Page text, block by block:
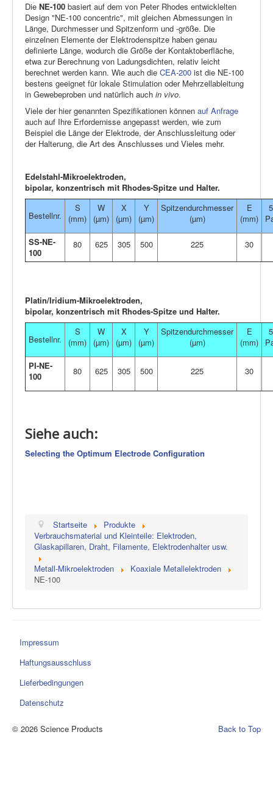
Die NE-100 basiert auf dem von Peter Rhodes entwicklelten
Design "NE-100 concentric", mit gleichen Abmessungen in
Länge, Durchmesser und Spitzenform und -größe. Die
einzelnen Elemente der Elektrodenspitze haben genau
definierte Länge, wodurch die Größe der Kontaktoberfläche,
etwa zur Berechnung von Ladungsdichten, relativ leicht
berechnet werden kann. Wie auch die CEA-200 ist die NE-100
bestens geeignet für lokale Stimulation oder Mehrzellableitung
in Gewebeproben und natürlich auch in vivo.
Viele der hier genannten Spezifikationen können auf Anfrage
auch auf Ihre Erfordernisse angepasst werden, wie zum
Beispiel die Länge der Elektrode, der Anschlussleitung oder
der Halterung, die Art des Anschlusses und Vieles mehr.
Edelstahl-Mikroelektroden,
bipolar, konzentrisch mit Rhodes-Spitze und Halter.
Bestellnr.
S
(mm)
W
(µm)
X
(µm)
Y
(µm)
Spitzendurchmesser
(µm)
E
(mm)
SS-NE-
100
80 625 305 500 225 30
Platin/Iridium-Mikroelektroden,
bipolar, konzentrisch mit Rhodes-Spitze und Halter.
Bestellnr.
S
(mm)
W
(µm)
X
(µm)
Y
(µm)
Spitzendurchmesser
(µm)
E
(mm)
PI-NE-
100
80 625 305 500 225 30
Siehe auch:
Selecting the Optimum Electrode Configuration
Startseite
Produkte
Verbrauchsmaterial und Kleinteile: Elektroden,
Glaskapillaren, Draht, Filamente, Elektrodenhalter usw.
Metall-Mikroelektroden
Koaxiale Metallelektroden
NE-100
Impressum
Haftungsausschluss
Lieferbedingungen
Datenschutz
Back to Top
© 2026 Science Products